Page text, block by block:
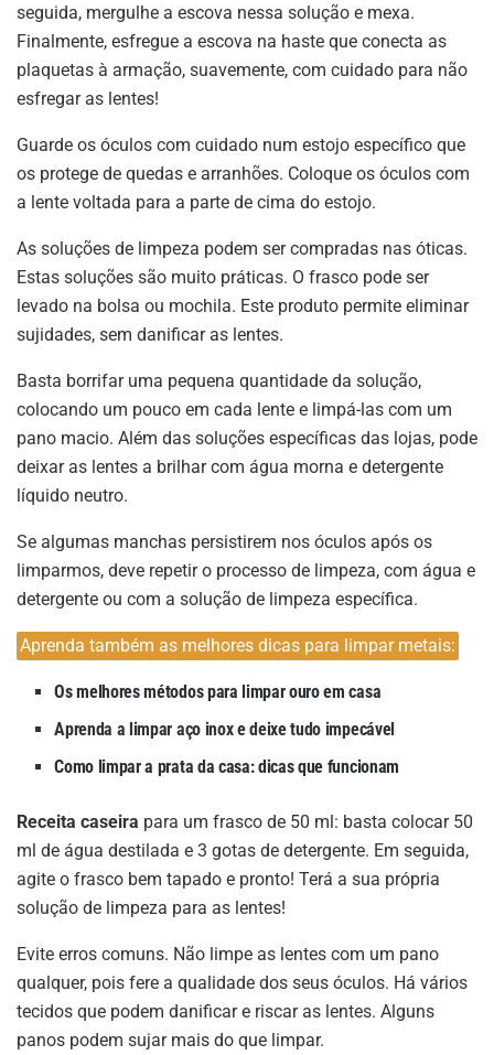
seguida, mergulhe a escova nessa solução e mexa.
Finalmente, esfregue a escova na haste que conecta as
plaquetas à armação, suavemente, com cuidado para não
esfregar as lentes!
Guarde os óculos com cuidado num estojo específico que
os protege de quedas e arranhões. Coloque os óculos com
a lente voltada para a parte de cima do estojo.
As soluções de limpeza podem ser compradas nas óticas.
Estas soluções são muito práticas. O frasco pode ser
levado na bolsa ou mochila. Este produto permite eliminar
sujidades, sem danificar as lentes.
Basta borrifar uma pequena quantidade da solução,
colocando um pouco em cada lente e limpá-las com um
pano macio. Além das soluções específicas das lojas, pode
deixar as lentes a brilhar com água morna e detergente
líquido neutro.
Se algumas manchas persistirem nos óculos após os
limparmos, deve repetir o processo de limpeza, com água e
detergente ou com a solução de limpeza específica.
Aprenda também as melhores dicas para limpar metais:
Os melhores métodos para limpar ouro em casa
Aprenda a limpar aço inox e deixe tudo impecável
Como limpar a prata da casa: dicas que funcionam
Receita caseira para um frasco de 50 ml: basta colocar 50
ml de água destilada e 3 gotas de detergente. Em seguida,
agite o frasco bem tapado e pronto! Terá a sua própria
solução de limpeza para as lentes!
Evite erros comuns. Não limpe as lentes com um pano
qualquer, pois fere a qualidade dos seus óculos. Há vários
tecidos que podem danificar e riscar as lentes. Alguns
panos podem sujar mais do que limpar.